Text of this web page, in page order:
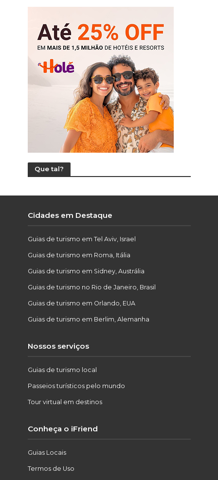
Que tal?
Cidades em Destaque
Guias de turismo em Tel Aviv, Israel
Guias de turismo em Roma, Itália
Guias de turismo em Sidney, Austrália
Guias de turismo no Rio de Janeiro, Brasil
Guias de turismo em Orlando, EUA
Guias de turismo em Berlim, Alemanha
Nossos serviços
Guias de turismo local
Passeios turísticos pelo mundo
Tour virtual em destinos
Conheça o iFriend
Guias Locais
Termos de Uso